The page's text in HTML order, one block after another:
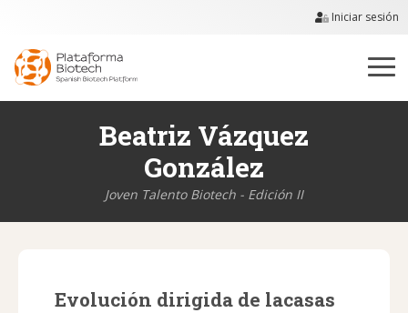
Iniciar sesión
Beatriz Vázquez
González
Joven Talento Biotech - Edición II
Evolución dirigida de lacasas